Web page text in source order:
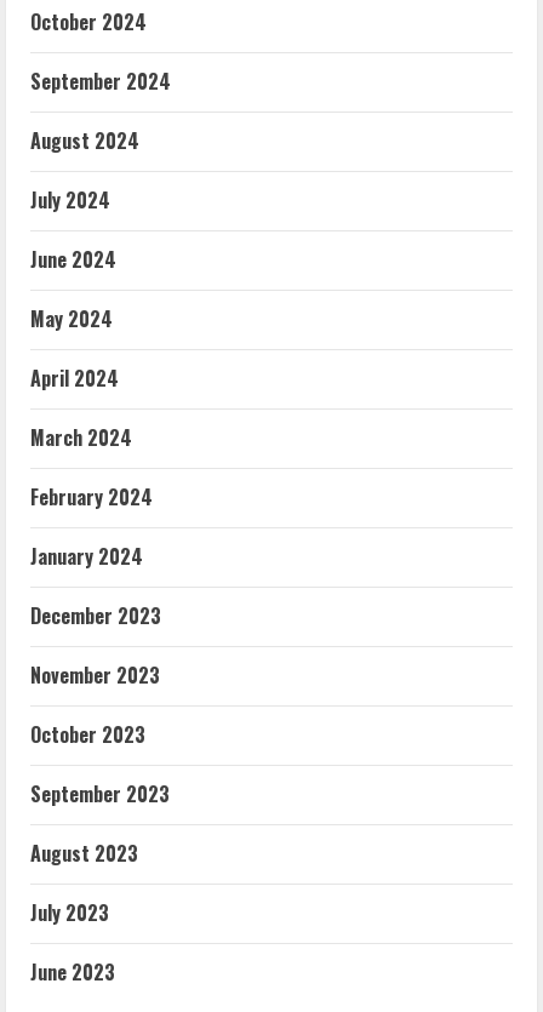
October 2024
September 2024
August 2024
July 2024
June 2024
May 2024
April 2024
March 2024
February 2024
January 2024
December 2023
November 2023
October 2023
September 2023
August 2023
July 2023
June 2023